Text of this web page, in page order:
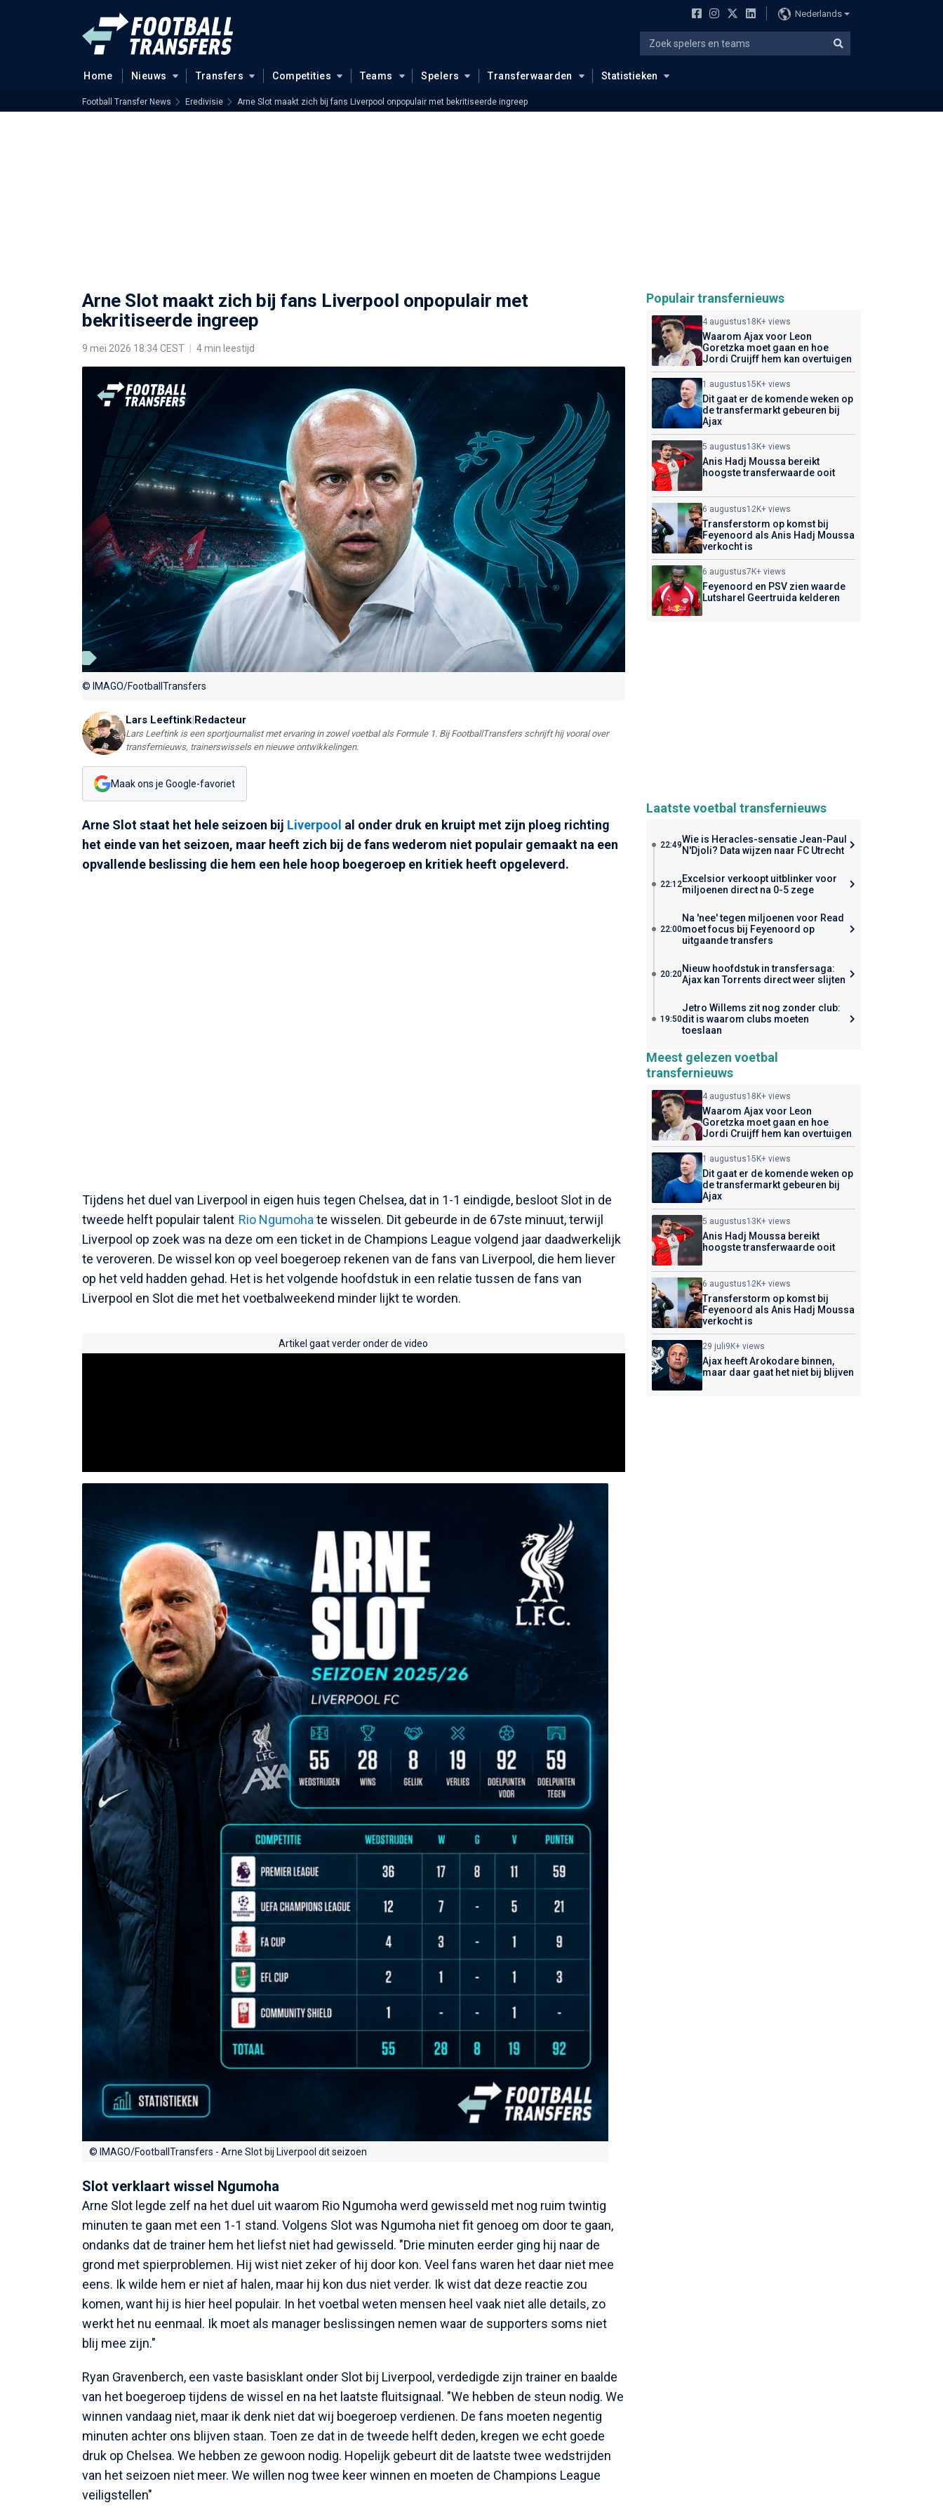
Nederlands
Home Nieuws Transfers Competities Teams Spelers Transferwaarden Statistieken
Football Transfer News Eredivisie Arne Slot maakt zich bij fans Liverpool onpopulair met bekritiseerde ingreep
Arne Slot maakt zich bij fans Liverpool onpopulair met
bekritiseerde ingreep
9 mei 2026 18:34 CEST 4 min leestijd
© IMAGO/FootballTransfers
Lars Leeftink|Redacteur
Lars Leeftink is een sportjournalist met ervaring in zowel voetbal als Formule 1. Bij FootballTransfers schrijft hij vooral over
transfernieuws, trainerswissels en nieuwe ontwikkelingen.
Maak ons je Google-favoriet
Arne Slot staat het hele seizoen bij Liverpool al onder druk en kruipt met zijn ploeg richting
het einde van het seizoen, maar heeft zich bij de fans wederom niet populair gemaakt na een
opvallende beslissing die hem een hele hoop boegeroep en kritiek heeft opgeleverd.
Tijdens het duel van Liverpool in eigen huis tegen Chelsea, dat in 1-1 eindigde, besloot Slot in de
tweede helft populair talent Rio Ngumoha te wisselen. Dit gebeurde in de 67ste minuut, terwijl
Liverpool op zoek was na deze om een ticket in de Champions League volgend jaar daadwerkelijk
te veroveren. De wissel kon op veel boegeroep rekenen van de fans van Liverpool, die hem liever
op het veld hadden gehad. Het is het volgende hoofdstuk in een relatie tussen de fans van
Liverpool en Slot die met het voetbalweekend minder lijkt te worden.
Artikel gaat verder onder de video
© IMAGO/FootballTransfers - Arne Slot bij Liverpool dit seizoen
Slot verklaart wissel Ngumoha
Arne Slot legde zelf na het duel uit waarom Rio Ngumoha werd gewisseld met nog ruim twintig
minuten te gaan met een 1-1 stand. Volgens Slot was Ngumoha niet fit genoeg om door te gaan,
ondanks dat de trainer hem het liefst niet had gewisseld. "Drie minuten eerder ging hij naar de
grond met spierproblemen. Hij wist niet zeker of hij door kon. Veel fans waren het daar niet mee
eens. Ik wilde hem er niet af halen, maar hij kon dus niet verder. Ik wist dat deze reactie zou
komen, want hij is hier heel populair. In het voetbal weten mensen heel vaak niet alle details, zo
werkt het nu eenmaal. Ik moet als manager beslissingen nemen waar de supporters soms niet
blij mee zijn."
Ryan Gravenberch, een vaste basisklant onder Slot bij Liverpool, verdedigde zijn trainer en baalde
van het boegeroep tijdens de wissel en na het laatste fluitsignaal. "We hebben de steun nodig. We
winnen vandaag niet, maar ik denk niet dat wij boegeroep verdienen. De fans moeten negentig
minuten achter ons blijven staan. Toen ze dat in de tweede helft deden, kregen we echt goede
druk op Chelsea. We hebben ze gewoon nodig. Hopelijk gebeurt dit de laatste twee wedstrijden
van het seizoen niet meer. We willen nog twee keer winnen en moeten de Champions League
veiligstellen"
Populair transfernieuws
4 augustus18K+ views
Waarom Ajax voor Leon
Goretzka moet gaan en hoe
Jordi Cruijff hem kan overtuigen
1 augustus15K+ views
Dit gaat er de komende weken op
de transfermarkt gebeuren bij
Ajax
5 augustus13K+ views
Anis Hadj Moussa bereikt
hoogste transferwaarde ooit
6 augustus12K+ views
Transferstorm op komst bij
Feyenoord als Anis Hadj Moussa
verkocht is
6 augustus7K+ views
Feyenoord en PSV zien waarde
Lutsharel Geertruida kelderen
Laatste voetbal transfernieuws
22:49Wie is Heracles-sensatie Jean-Paul
N'Djoli? Data wijzen naar FC Utrecht
22:12Excelsior verkoopt uitblinker voor
miljoenen direct na 0-5 zege
22:00
Na 'nee' tegen miljoenen voor Read
moet focus bij Feyenoord op
uitgaande transfers
20:20Nieuw hoofdstuk in transfersaga:
Ajax kan Torrents direct weer slijten
19:50
Jetro Willems zit nog zonder club:
dit is waarom clubs moeten
toeslaan
Meest gelezen voetbal
transfernieuws
4 augustus18K+ views
Waarom Ajax voor Leon
Goretzka moet gaan en hoe
Jordi Cruijff hem kan overtuigen
1 augustus15K+ views
Dit gaat er de komende weken op
de transfermarkt gebeuren bij
Ajax
5 augustus13K+ views
Anis Hadj Moussa bereikt
hoogste transferwaarde ooit
6 augustus12K+ views
Transferstorm op komst bij
Feyenoord als Anis Hadj Moussa
verkocht is
29 juli9K+ views
Ajax heeft Arokodare binnen,
maar daar gaat het niet bij blijven